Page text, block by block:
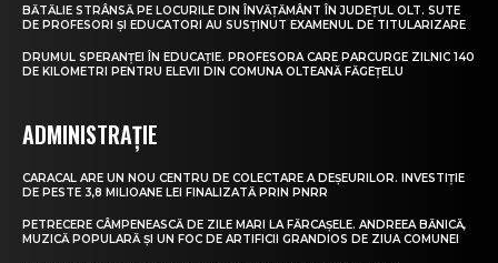
BĂTĂLIE STRÂNSĂ PE LOCURILE DIN ÎNVĂȚĂMÂNT ÎN JUDEȚUL OLT. SUTE
DE PROFESORI ȘI EDUCATORI AU SUSȚINUT EXAMENUL DE TITULARIZARE
DRUMUL SPERANȚEI ÎN EDUCAȚIE. PROFESORA CARE PARCURGE ZILNIC 140
DE KILOMETRI PENTRU ELEVII DIN COMUNA OLTEANĂ FĂGEȚELU
ADMINISTRAȚIE
CARACAL ARE UN NOU CENTRU DE COLECTARE A DEȘEURILOR. INVESTIȚIE
DE PESTE 3,8 MILIOANE LEI FINALIZATĂ PRIN PNRR
PETRECERE CÂMPENEASCĂ DE ZILE MARI LA FĂRCAȘELE. ANDREEA BĂNICĂ,
MUZICĂ POPULARĂ ȘI UN FOC DE ARTIFICII GRANDIOS DE ZIUA COMUNEI